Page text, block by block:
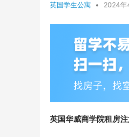
英国学生公寓 • 2024年
英国华威商学院租房